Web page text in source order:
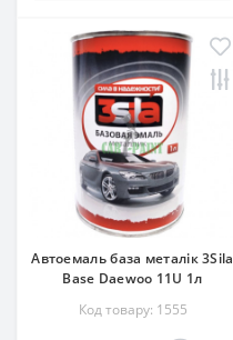
Автоемаль база металік 3Sila
Base Daewoo 11U 1л
Код товару: 1555